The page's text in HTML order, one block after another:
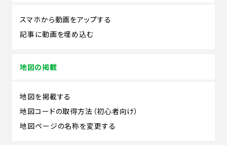
スマホから動画をアップする
記事に動画を埋め込む
地図の掲載
地図を掲載する
地図コードの取得方法（初心者向け）
地図ページの名称を変更する